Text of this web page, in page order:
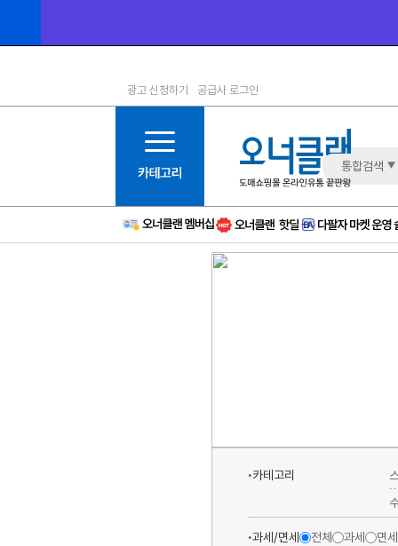
1등급
6등급
11등급
12등급
15등급
16등급
광고 신청하기 공급사 로그인
통합검색
카테고리
과세/면세 전체 과세
면세